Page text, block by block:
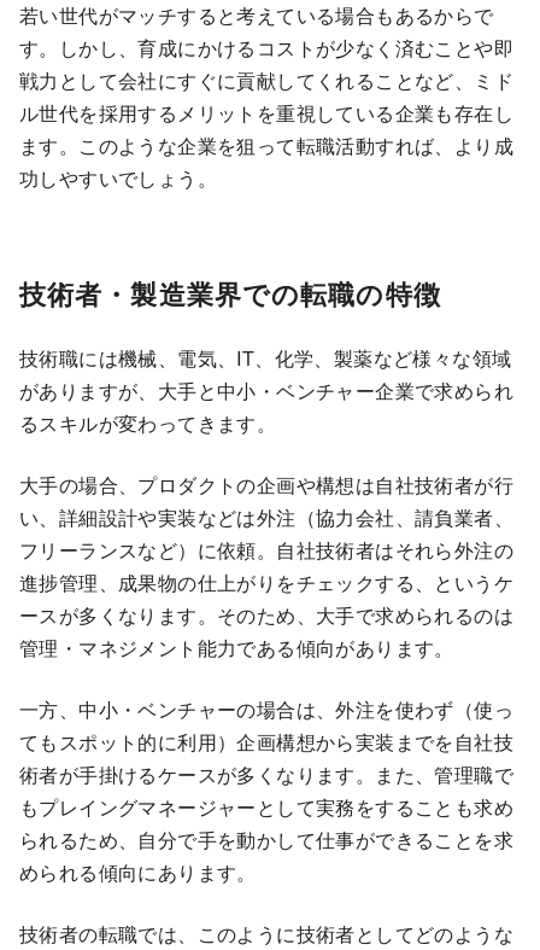
若い世代がマッチすると考えている場合もあるからで
す。しかし、育成にかけるコストが少なく済むことや即
戦力として会社にすぐに貢献してくれることなど、ミド
ル世代を採用するメリットを重視している企業も存在し
ます。このような企業を狙って転職活動すれば、より成
功しやすいでしょう。
技術者・製造業界での転職の特徴
技術職には機械、電気、IT、化学、製薬など様々な領域
がありますが、大手と中小・ベンチャー企業で求められ
るスキルが変わってきます。
大手の場合、プロダクトの企画や構想は自社技術者が行
い、詳細設計や実装などは外注（協力会社、請負業者、
フリーランスなど）に依頼。自社技術者はそれら外注の
進捗管理、成果物の仕上がりをチェックする、というケ
ースが多くなります。そのため、大手で求められるのは
管理・マネジメント能力である傾向があります。
一方、中小・ベンチャーの場合は、外注を使わず（使っ
てもスポット的に利用）企画構想から実装までを自社技
術者が手掛けるケースが多くなります。また、管理職で
もプレイングマネージャーとして実務をすることも求め
られるため、自分で手を動かして仕事ができることを求
められる傾向にあります。
技術者の転職では、このように技術者としてどのような